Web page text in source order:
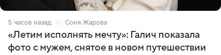
5 часов назад Соня Жарова
«Летим исполнять мечту»: Галич показала
фото с мужем, снятое в новом путешествии